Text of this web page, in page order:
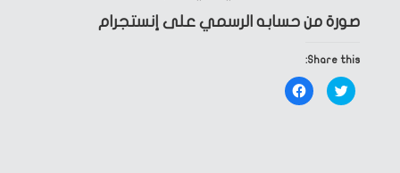
صورة من حسابه الرسمي على إنستجرام
Share this:
Click
to
share
Click
to